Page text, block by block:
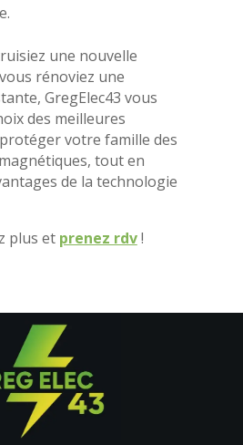
une nouvelle
rénoviez une
GregElec43 vous
des meilleures
votre famille des
tout en
de la technologie
plus et prenez rdv!